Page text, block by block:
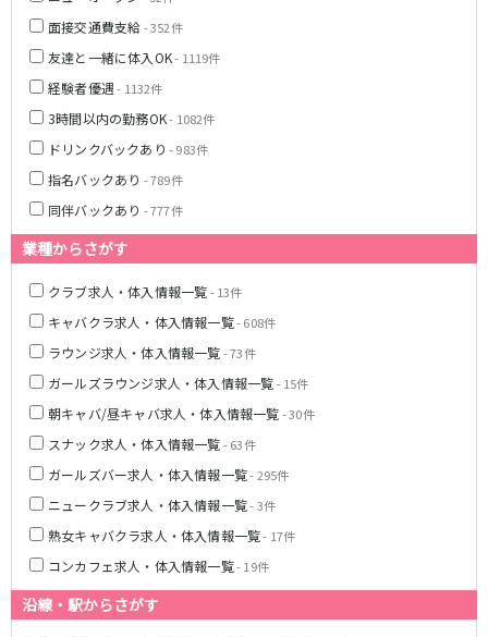
面接交通費支給- 352件
友達と一緒に体入OK- 1119件
経験者優遇- 1132件
3時間以内の勤務OK- 1082件
ドリンクバックあり - 983件
指名バックあり - 789件
同伴バックあり - 777件
業種からさがす
クラブ求人・体入情報一覧- 13件
キャバクラ求人・体入情報一覧- 608件
ラウンジ求人・体入情報一覧- 73件
ガールズラウンジ求人・体入情報一覧- 15件
朝キャバ/昼キャバ求人・体入情報一覧- 30件
スナック求人・体入情報一覧- 63件
ガールズバー求人・体入情報一覧- 295件
ニュークラブ求人・体入情報一覧- 3件
熟女キャバクラ求人・体入情報一覧- 17件
コンカフェ求人・体入情報一覧- 19件
沿線・駅からさがす
神楽坂駅
池袋駅
赤羽駅
大船駅
東戸塚駅
東急多摩川線
西武国分寺線
新京成電鉄線
新津田沼駅
五香駅